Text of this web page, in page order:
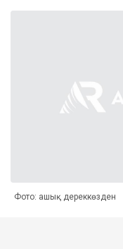
Фото: ашық дереккөзден